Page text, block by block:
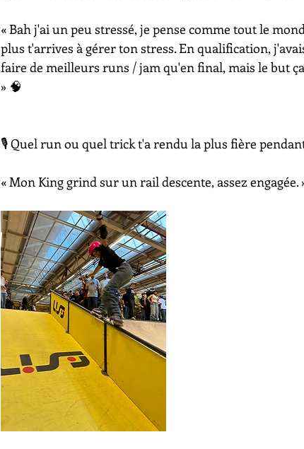
« Bah j'ai un peu stressé, je pense comme tout le
plus t'arrives à gérer ton stress. En qualification,
faire de meilleurs runs / jam qu'en final, mais le but
» 🧠
🎙️ Quel run ou quel trick t'a rendu la plus fière
« Mon King grind sur un rail descente, assez engagée.